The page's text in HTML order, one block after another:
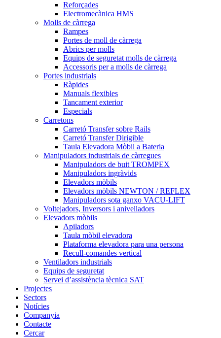
Reforçades
Electromecànica HMS
Molls de càrrega
Rampes
Portes de moll de càrrega
Abrics per molls
Equips de seguretat molls de càrrega
Accessoris per a molls de càrrega
Portes industrials
Ràpides
Manuals flexibles
Tancament exterior
Especials
Carretons
Carretó Transfer sobre Rails
Carretó Transfer Dirigible
Taula Elevadora Mòbil a Bateria
Manipuladors industrials de càrregues
Manipuladors de buit TROMPEX
Manipuladors ingràvids
Elevadors mòbils
Elevadors mòbils NEWTON / REFLEX
Manipuladors sota ganxo VACU-LIFT
Voltejadors, Inversors i anivelladors
Elevadors mòbils
Apiladors
Taula mòbil elevadora
Plataforma elevadora para una persona
Recull-comandes vertical
Ventiladors industrials
Equips de seguretat
Servei d’assistència tècnica SAT
Projectes
Sectors
Notícies
Companyia
Contacte
Cercar